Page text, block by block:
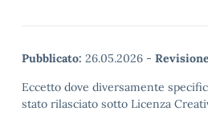
Pubblicato: 26.05.2026 -
Eccetto dove diversamente
stato rilasciato sotto Licenza